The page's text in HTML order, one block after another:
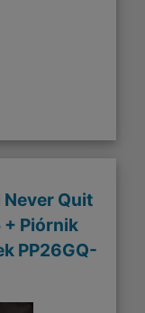
Quit
Piórnik
PP26GQ-